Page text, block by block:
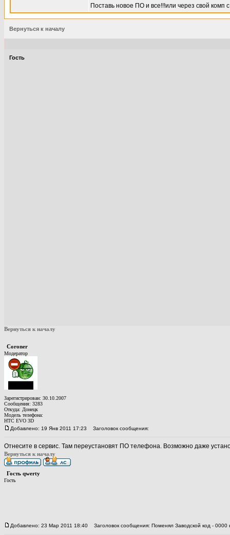
Поставь новое ПО и все!!!или через свой
Вернуться к началу
Гость
Вернуться к началу
Coroner
Модератор
Зарегистрирован: 30.10.2007
Сообщения: 3283
Откуда: Донецк
Модель телефона:
HTC EVO 3D
Добавлено: 19 Янв 2011 17:23
Заголовок сообщения:
Отнесите в сервис. Там переустановят ПО телефона. Возможно даже
Вернуться к началу
Гость qwerty
Гость
Добавлено: 23 Мар 2011 18:40 Заголовок сообщения: Поменял Заводской код - 0000